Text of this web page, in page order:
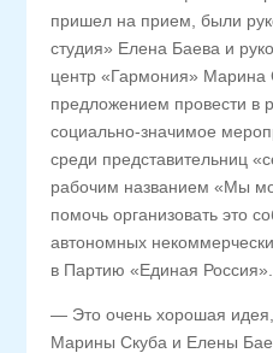
пришел на прием, были
студия» Елена Баева и
центр «Гармония»
предложением провести в
социально-значимое
среди представительниц
рабочим названием «Мы
помочь организовать это
автономных
в Партию «Единая Россия».
— Это очень хорошая
Марины Скуба и Елены